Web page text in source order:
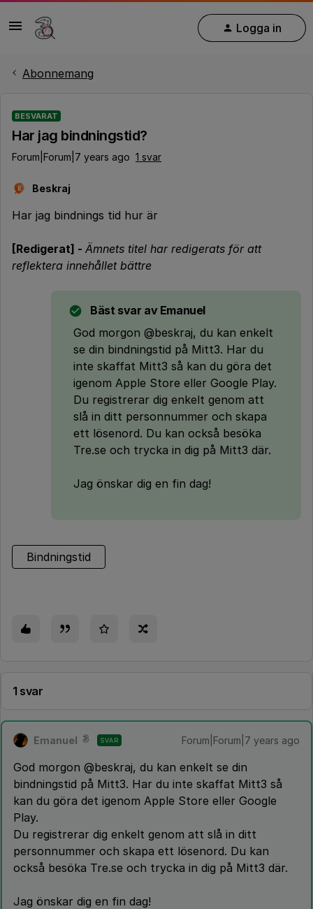
Logga in
Abonnemang
BESVARAT
Har jag bindningstid?
Forum|Forum|7 years ago 1 svar
B Beskraj
Har jag bindnings tid hur är
[Redigerat] - Ämnets titel har redigerats för att
reflektera innehållet bättre
Bäst svar av Emanuel
God morgon @beskraj, du kan enkelt
se din bindningstid på Mitt3. Har du
inte skaffat Mitt3 så kan du göra det
igenom Apple Store eller Google Play.
Du registrerar dig enkelt genom att
slå in ditt personnummer och skapa
ett lösenord. Du kan också besöka
Tre.se och trycka in dig på Mitt3 där.
Jag önskar dig en fin dag!
Bindningstid
1 svar
Emanuel SVAR Forum|Forum|7 years ago
God morgon @beskraj, du kan enkelt se din
bindningstid på Mitt3. Har du inte skaffat Mitt3 så
kan du göra det igenom Apple Store eller Google
Play.
Du registrerar dig enkelt genom att slå in ditt
personnummer och skapa ett lösenord. Du kan
också besöka Tre.se och trycka in dig på Mitt3 där.
Jag önskar dig en fin dag!